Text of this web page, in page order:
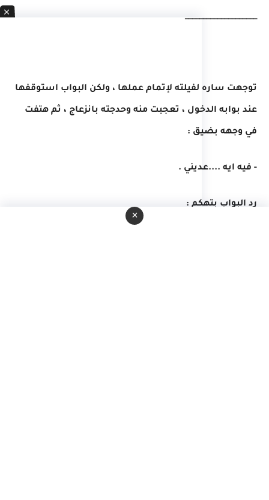
____________________
توجهت ساره لفيلته لإتمام عملها ، ولكن البواب استوقفها
عند بوابه الدخول ، تعجبت منه وحدجته بانزعاج ، ثم هتفت
في وجهه بضيق :
- فيه ايه ....عديني .
رد البواب بتهكم :
×